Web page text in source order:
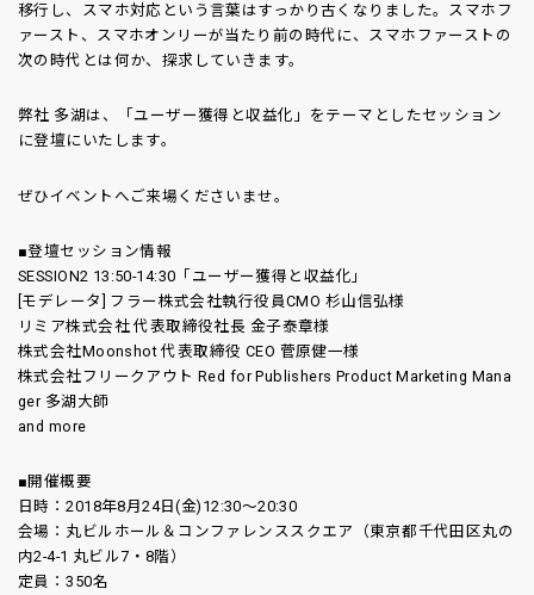
移行し、スマホ対応という言葉はすっかり古くなりました。スマホフ
ァースト、スマホオンリーが当たり前の時代に、スマホファーストの
次の時代とは何か、探求していきます。
弊社 多湖は、「ユーザー獲得と収益化」をテーマとしたセッション
に登壇にいたします。
ぜひイベントへご来場くださいませ。
■登壇セッション情報
SESSION2 13:50-14:30「ユーザー獲得と収益化」
[モデレータ] フラー株式会社執行役員CMO 杉山信弘様
リミア株式会社 代表取締役社長 金子泰章様
株式会社Moonshot 代表取締役 CEO 菅原健一様
株式会社フリークアウト Red for Publishers Product Marketing Mana
ger 多湖大師
and more
■開催概要
日時：2018年8月24日(金)12:30～20:30
会場：丸ビルホール＆コンファレンススクエア（東京都千代田区丸の
内2-4-1 丸ビル7・8階）
定員：350名